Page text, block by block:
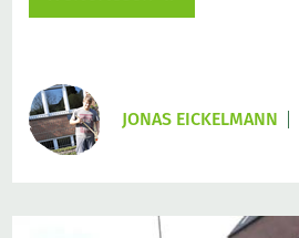
JONAS EICKELMANN